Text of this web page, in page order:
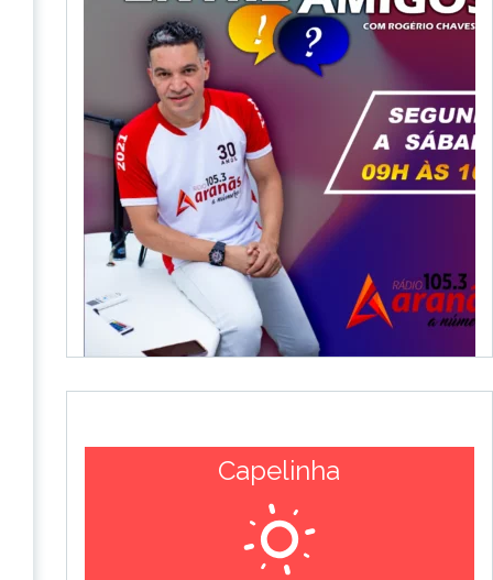
Capelinha